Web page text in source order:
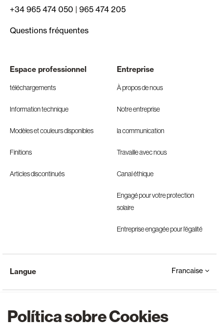
Política sobre Cookies
+34 965 474 050 | 965 474 205
Questions fréquentes
Espace professionnel
téléchargements
Information technique
Modèles et couleurs disponibles
Finitions
Articles discontinués
Entreprise
À propos de nous
Notre entreprise
la communication
Travaille avec nous
Canal éthique
Engagé pour votre protection
solaire
Entreprise engagée pour l’égalité
Langue Francaise